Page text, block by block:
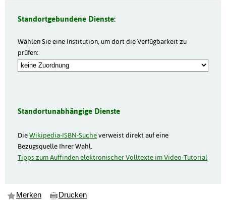
Standortgebundene Dienste:
Wählen Sie eine Institution, um dort die Verfügbarkeit zu
prüfen:
Standortunabhängige Dienste
DieWikipedia-ISBN-Sucheverweist direkt auf eine
Bezugsquelle Ihrer Wahl.
Tipps zum Auffinden elektronischer Volltexte im Video-Tutorial
Merken Drucken